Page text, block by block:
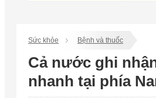
Sức khỏe Bệnh và thuốc
Cả nước ghi
nhanh tại phía